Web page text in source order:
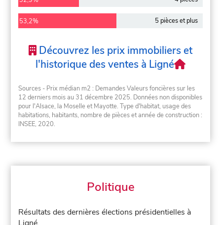
53,2% 5 pièces et plus
Découvrez les prix immobiliers et
l'historique des ventes à Ligné
Sources - Prix médian m2 : Demandes Valeurs foncières sur les
12 derniers mois au 31 décembre 2025. Données non disponibles
pour l'Alsace, la Moselle et Mayotte. Type d'habitat, usage des
habitations, habitants, nombre de pièces et année de construction :
INSEE, 2020.
Politique
Résultats des dernières élections présidentielles à